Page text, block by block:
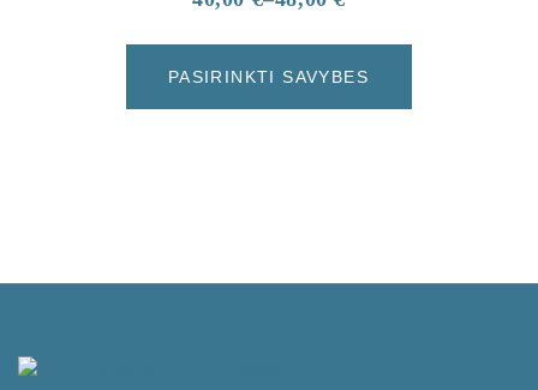
PASIRINKTI SAVYBES